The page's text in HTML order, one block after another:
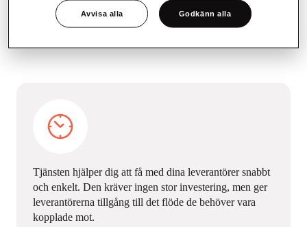
process. De större leverantörerna ansluter sig till EDI, samtidigt
som de mindre enkelt ansluts till WebEDI-tjänsten. Resultatet
Tjänsten hjälper dig att få med dina leverantörer snabbt
och enkelt. Den kräver ingen stor investering, men ger
leverantörerna tillgång till det flöde de behöver vara
kopplade mot.
Avvisa alla Godkänn alla